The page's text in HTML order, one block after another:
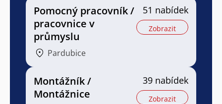
Pomocný pracovník /
pracovnice v
průmyslu
Pardubice
51 nabídek
Zobrazit
Montážník /
Montážnice
39 nabídek
Zobrazit